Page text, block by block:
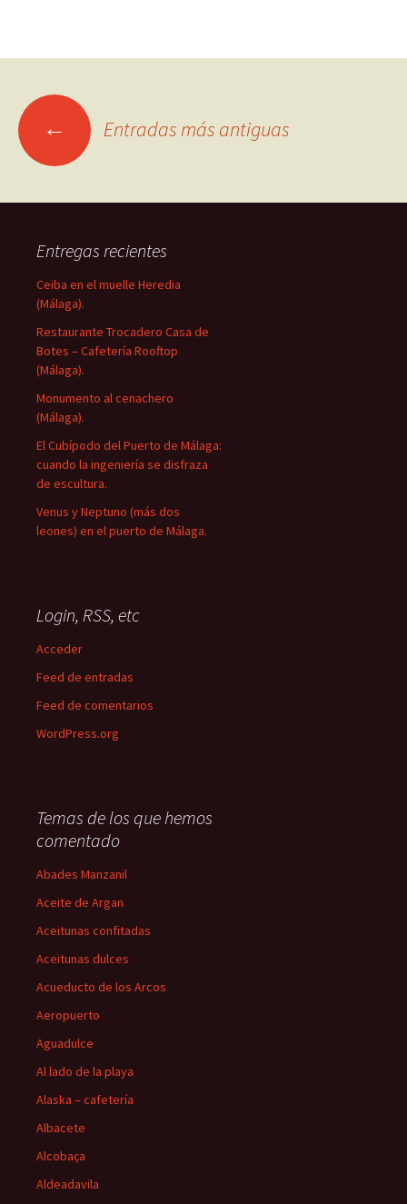
Ir
las
entradas
← Entradas más antiguas
Entregas recientes
Ceiba en el muelle Heredia
(Málaga).
Restaurante Trocadero Casa de
Botes – Cafetería Rooftop
(Málaga).
Monumento al cenachero
(Málaga).
El Cubípodo del Puerto de Málaga:
cuando la ingeniería se disfraza
de escultura.
Venus y Neptuno (más dos
leones) en el puerto de Málaga.
Login, RSS, etc
Acceder
Feed de entradas
Feed de comentarios
WordPress.org
Temas de los que hemos
comentado
Abades Manzanil
Aceite de Argan
Aceitunas confitadas
Aceitunas dulces
Acueducto de los Arcos
Aeropuerto
Aguadulce
Al lado de la playa
Alaska – cafetería
Albacete
Alcobaça
Aldeadavila